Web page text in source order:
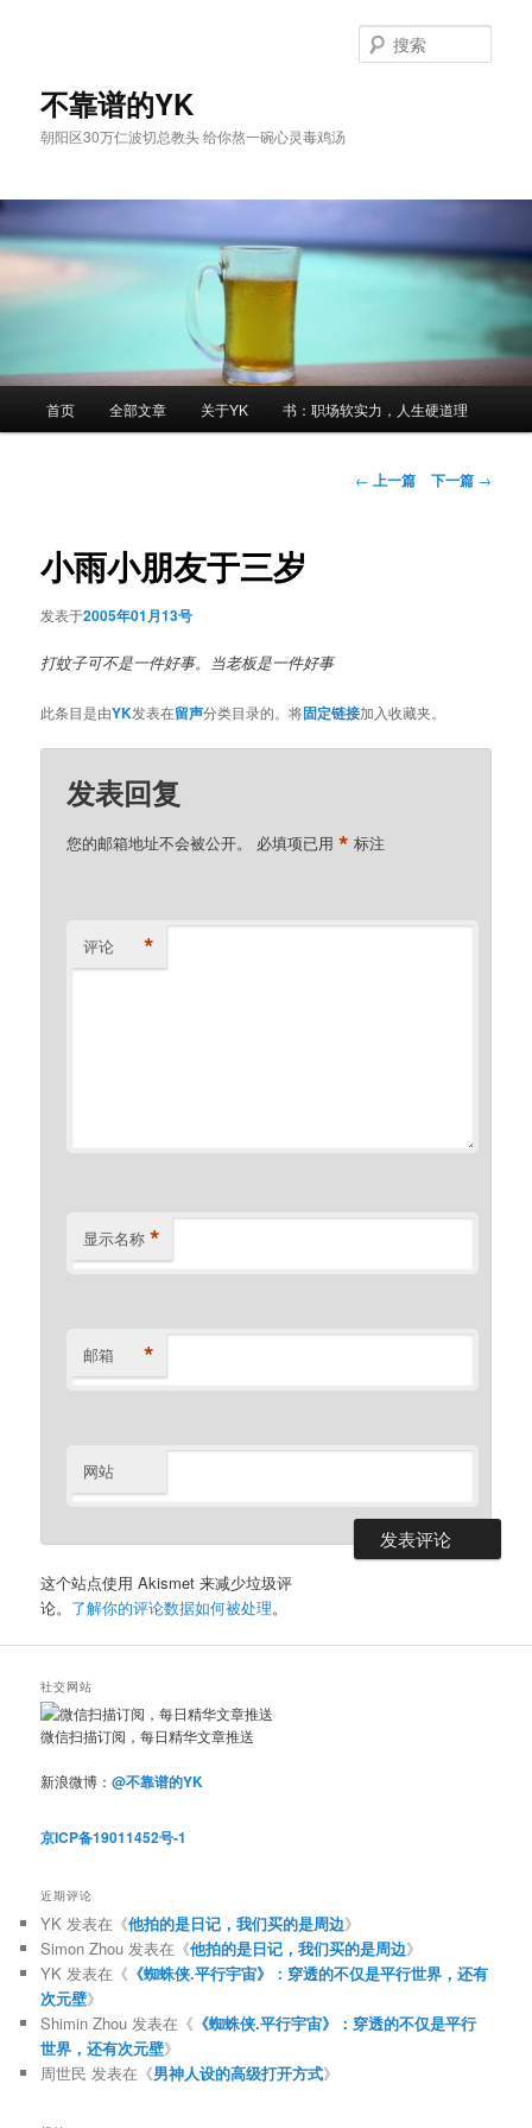
不靠谱的YK
朝阳区30万仁波切总教头 给你熬一碗心灵毒鸡汤
索
首页 全部文章 关于YK 书：职场软实力，人生硬道理
文← 上一篇 下一篇 →
小雨小朋友于三岁
发表于2005年01月13号
打蚊子可不是一件好事。当老板是一件好事
此条目是由YK发表在留声分类目录的。将固定链接加入收藏夹。
发表回复
您的邮箱地址不会被公开。 必填项已用* 标注
评论 *
显示名称 *
邮箱 *
网站
这个站点使用 Akismet 来减少垃圾评
论。 了解你的评论数据如何被处理。
社交网站
微信扫描订阅，每日精华文章推送
新浪微博：@不靠谱的YK
京ICP备19011452号-1
近期评论
YK 发表在《他拍的是日记，我们买的是周边》
Simon Zhou 发表在《他拍的是日记，我们买的是周边》
YK 发表在《 《蜘蛛侠.平行宇宙》：穿透的不仅是平行世界，还有
次元壁》
Shimin Zhou 发表在《 《蜘蛛侠.平行宇宙》：穿透的不仅是平行
世界，还有次元壁》
周世民 发表在《男神人设的高级打开方式》